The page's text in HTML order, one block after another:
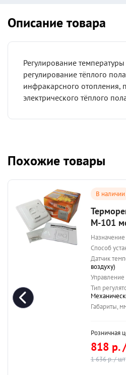
Описание товара
Регулирование температуры
регулирование тёплого
инфракарсного отопления,
электрического тёплого
Похожие товары
В наличии
M-101
Назначение
Способ
Датчик
воздуху)
Тип
Габариты,
Розничная
818 р.
1 636 р. / шт